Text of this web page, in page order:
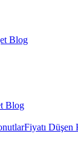
Blog
Blog
Fiyatı Düşen